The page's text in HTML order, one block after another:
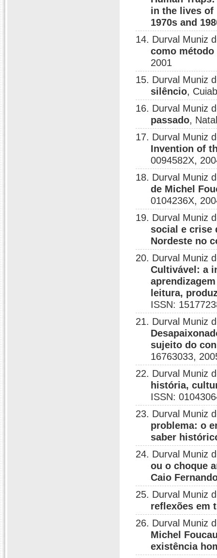
in the lives of
1970s and
14. Durval Muniz
como
2001
15. Durval Muniz
silêncio,
16. Durval Muniz
passado,
17. Durval Muniz
Invention of
0094582X,
18. Durval Muniz
de Michel
0104236X,
19. Durval Muniz
social e crise
Nordeste no
20. Durval Muniz
Cultivável: a
leitura,
ISSN:
21. Durval Muniz
sujeito do
16763033,
22. Durval Muniz
história,
ISSN:
23. Durval Muniz
problema: o
saber
24. Durval Muniz
ou o choque
Caio
25. Durval Muniz
reflexões em
26. Durval Muniz
Michel
existência